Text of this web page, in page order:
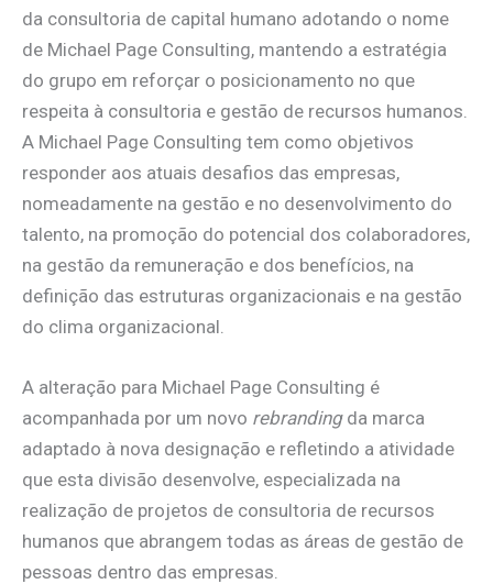
da consultoria de capital humano adotando o nome
de Michael Page Consulting, mantendo a estratégia
do grupo em reforçar o posicionamento no que
respeita à consultoria e gestão de recursos humanos.
A Michael Page Consulting tem como objetivos
responder aos atuais desafios das empresas,
nomeadamente na gestão e no desenvolvimento do
talento, na promoção do potencial dos colaboradores,
na gestão da remuneração e dos benefícios, na
definição das estruturas organizacionais e na gestão
do clima organizacional.
A alteração para Michael Page Consulting é
acompanhada por um novo rebranding da marca
adaptado à nova designação e refletindo a atividade
que esta divisão desenvolve, especializada na
realização de projetos de consultoria de recursos
humanos que abrangem todas as áreas de gestão de
pessoas dentro das empresas.